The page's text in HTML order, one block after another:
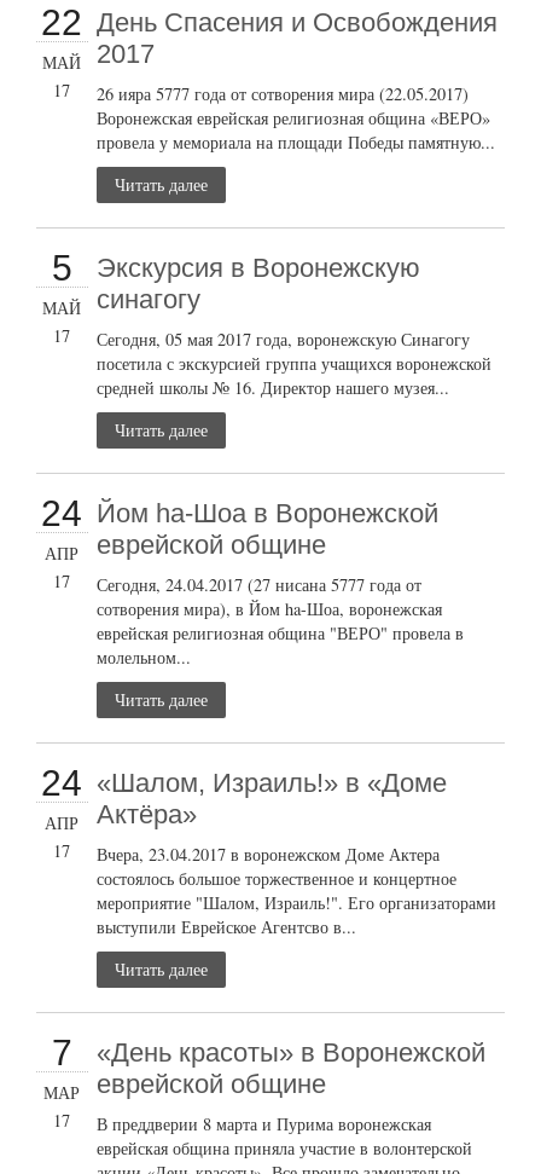
22
МАЙ
17
День Спасения и Освобождения
2017
26 ияра 5777 года от сотворения мира (22.05.2017)
Воронежская еврейская религиозная община «ВЕРО»
провела у мемориала на площади Победы памятную...
Читать далее
5
МАЙ
17
Экскурсия в Воронежскую
синагогу
Сегодня, 05 мая 2017 года, воронежскую Синагогу
посетила с экскурсией группа учащихся воронежской
средней школы № 16. Директор нашего музея...
Читать далее
24
АПР
17
Йом ha-Шоа в Воронежской
еврейской общине
Сегодня, 24.04.2017 (27 нисана 5777 года от
сотворения мира), в Йом ha-Шоа, воронежская
еврейская религиозная община "ВЕРО" провела в
молельном...
Читать далее
24
АПР
17
«Шалом, Израиль!» в «Доме
Актёра»
Вчера, 23.04.2017 в воронежском Доме Актера
состоялось большое торжественное и концертное
мероприятие "Шалом, Израиль!". Его организаторами
выступили Еврейское Агентсво в...
Читать далее
7
МАР
17
«День красоты» в Воронежской
еврейской общине
В преддверии 8 марта и Пурима воронежская
еврейская община приняла участие в волонтерской